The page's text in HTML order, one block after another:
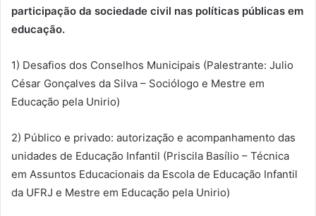
participação da sociedade civil nas políticas públicas em
educação.
1) Desafios dos Conselhos Municipais (Palestrante: Julio
César Gonçalves da Silva – Sociólogo e Mestre em
Educação pela Unirio)
2) Público e privado: autorização e acompanhamento das
unidades de Educação Infantil (Priscila Basílio – Técnica
em Assuntos Educacionais da Escola de Educação Infantil
da UFRJ e Mestre em Educação pela Unirio)